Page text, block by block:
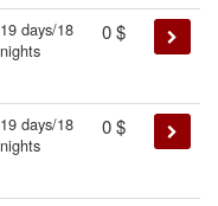
19 days/18
nights
0$
19 days/18
nights
0$